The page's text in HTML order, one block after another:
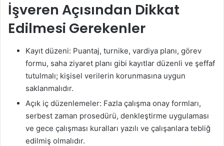
İşveren Açısından Dikkat
Edilmesi Gerekenler
Kayıt düzeni: Puantaj, turnike, vardiya planı, görev
formu, saha ziyaret planı gibi kayıtlar düzenli ve şeffaf
tutulmalı; kişisel verilerin korunmasına uygun
saklanmalıdır.
Açık iç düzenlemeler: Fazla çalışma onay formları,
serbest zaman prosedürü, denkleştirme uygulaması
ve gece çalışması kuralları yazılı ve çalışanlara tebliğ
edilmiş olmalıdır.